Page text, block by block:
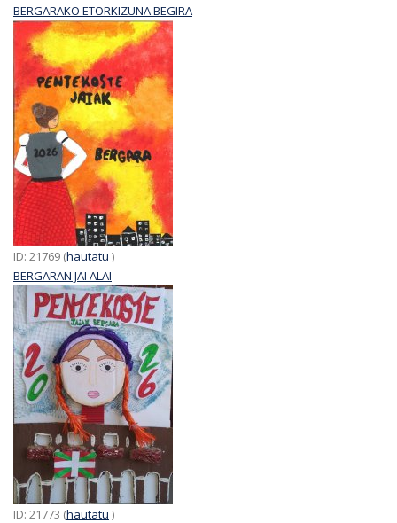
BERGARAKO ETORKIZUNA BEGIRA
ID: 21769 (hautatu )
BERGARAN JAI ALAI
ID: 21773 (hautatu )